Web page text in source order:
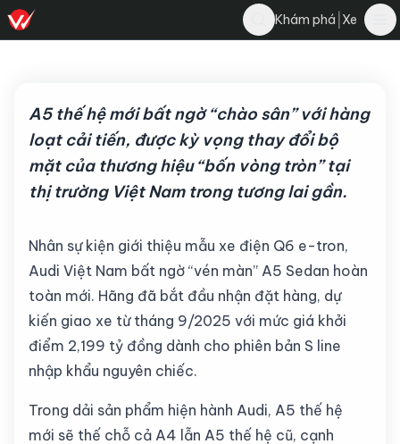
Khám phá Xe
5 tháng 7, 2025·4 phút đọc· 3.8K
Bình luận
A5 thế hệ mới bất ngờ “chào sân” với hàng
loạt cải tiến, được kỳ vọng thay đổi bộ
mặt của thương hiệu “bốn vòng tròn” tại
thị trường Việt Nam trong tương lai gần.
Nhân sự kiện giới thiệu mẫu xe điện Q6 e-tron,
Audi Việt Nam bất ngờ “vén màn” A5 Sedan hoàn
toàn mới. Hãng đã bắt đầu nhận đặt hàng, dự
kiến giao xe từ tháng 9/2025 với mức giá khởi
điểm 2,199 tỷ đồng dành cho phiên bản S line
nhập khẩu nguyên chiếc.
Trong dải sản phẩm hiện hành Audi, A5 thế hệ
mới sẽ thế chỗ cả A4 lẫn A5 thế hệ cũ, cạnh